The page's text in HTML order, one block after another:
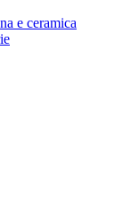
e ceramica